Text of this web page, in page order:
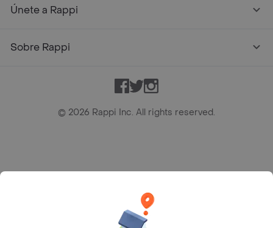
Únete a Rappi
Sobre Rappi
Facebook
TwitterInstagram
© 2026 Rappi Inc. All rights reserved.
Bogotá D.C. --- notificacionesrappi@rappi.com